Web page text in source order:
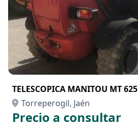
TELESCOPICA MANITOU MT 625
Torreperogil, Jaén
Precio a consultar